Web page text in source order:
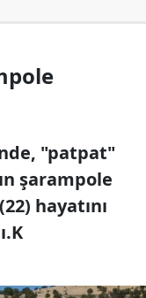
"patpat"
şarampole
hayatını